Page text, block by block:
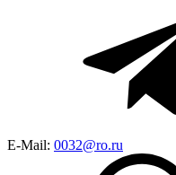
E-Mail: 0032@ro.ru